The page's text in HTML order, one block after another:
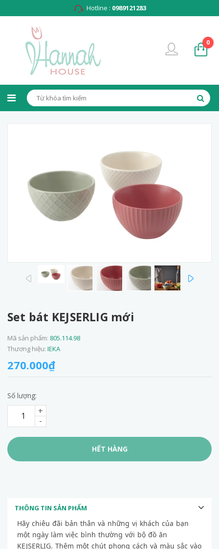
Hotline : 0989121283
0
prev
Set bát KEJSERLIG mới
Mã sản phẩm: 805.114.98
Thương hiệu: IEKA
270.000₫
Số lượng:
-
+
HẾT HÀNG
THÔNG TIN SẢN PHẨM
Hãy chiêu đãi bản thân và những vị khách của bạn
một ngày làm việc bình thường với bộ đồ ăn
KEJSERLIG. Thêm một chút phong cách và màu sắc vào